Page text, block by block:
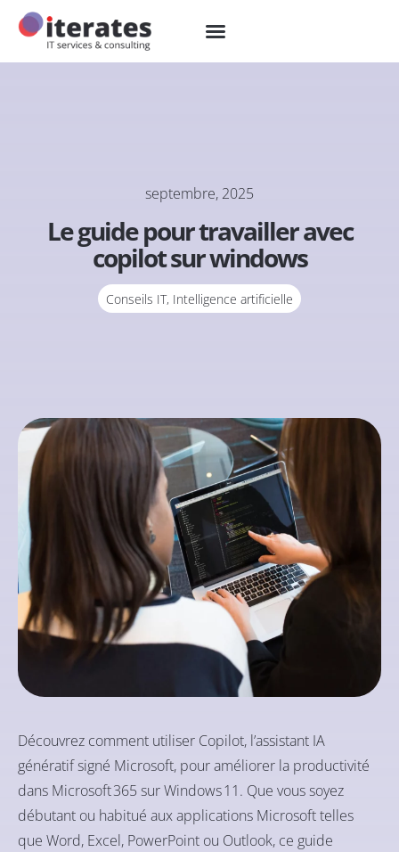
septembre, 2025
Le guide pour travailler avec
copilot sur windows
Conseils IT, Intelligence artificielle
Découvrez comment utiliser Copilot, l’assistant IA
génératif signé Microsoft, pour améliorer la productivité
dans Microsoft 365 sur Windows 11. Que vous soyez
débutant ou habitué aux applications Microsoft telles
que Word, Excel, PowerPoint ou Outlook, ce guide